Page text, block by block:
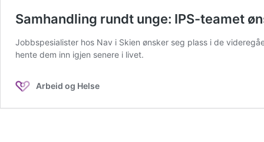
Samhandling rundt unge: IPS-teamet
Jobbspesialister hos Nav i Skien ønsker seg plass i de
hente dem inn igjen senere i livet.
Arbeid og Helse